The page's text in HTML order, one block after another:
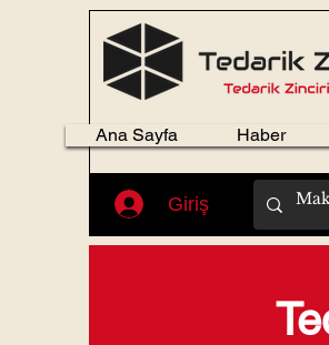
Giriş
Ana Sayfa Haber